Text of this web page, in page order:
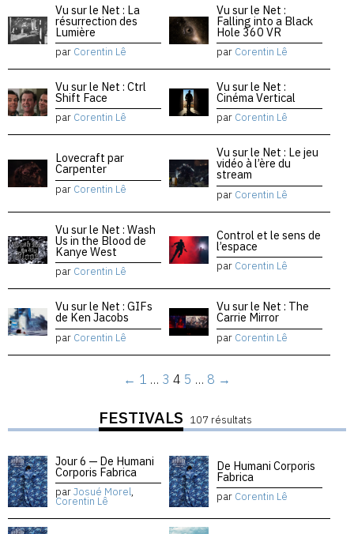
Vu sur le Net : La
résurrection des
Lumière
par Corentin Lê
Vu sur le Net :
Falling into a Black
Hole 360 VR
par Corentin Lê
Vu sur le Net : Ctrl
Shift Face
par Corentin Lê
Vu sur le Net :
Cinéma Vertical
par Corentin Lê
Lovecraft par
Carpenter
par Corentin Lê
Vu sur le Net : Le jeu
vidéo à l’ère du
stream
par Corentin Lê
Vu sur le Net : Wash
Us in the Blood de
Kanye West
par Corentin Lê
Control et le sens de
l’espace
par Corentin Lê
Vu sur le Net : GIFs
de Ken Jacobs
par Corentin Lê
Vu sur le Net : The
Carrie Mirror
par Corentin Lê
← 1 … 3 4 5 … 8 →
FESTIVALS 107 résultats
Jour 6 — De Humani
Corporis Fabrica
parJosué Morel,
Corentin Lê
De Humani Corporis
Fabrica
par Corentin Lê